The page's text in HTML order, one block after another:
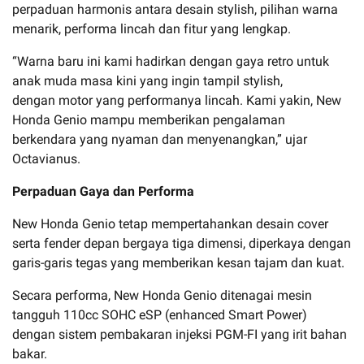
perpaduan harmonis antara desain stylish, pilihan warna
menarik, performa lincah dan fitur yang lengkap.
“Warna baru ini kami hadirkan dengan gaya retro untuk
anak muda masa kini yang ingin tampil stylish,
dengan motor yang performanya lincah. Kami yakin, New
Honda Genio mampu memberikan pengalaman
berkendara yang nyaman dan menyenangkan,” ujar
Octavianus.
Perpaduan Gaya dan Performa
New Honda Genio tetap mempertahankan desain cover
serta fender depan bergaya tiga dimensi, diperkaya dengan
garis-garis tegas yang memberikan kesan tajam dan kuat.
Secara performa, New Honda Genio ditenagai mesin
tangguh 110cc SOHC eSP (enhanced Smart Power)
dengan sistem pembakaran injeksi PGM-FI yang irit bahan
bakar.